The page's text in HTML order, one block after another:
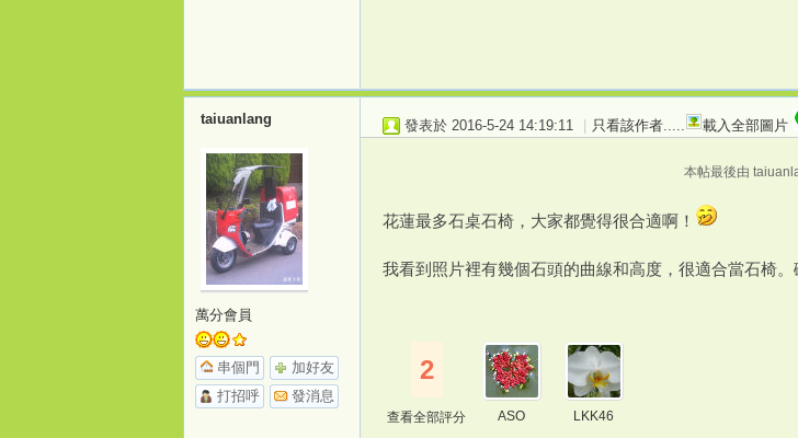
taiuanlang
萬分會員
串個門
加好友
打招呼
發消息
發表於 2016-5-24 14:19:11 | 只看該作者 載入全部圖片
本帖最後由
花蓮最多石桌石椅，大家都覺得很合適啊！
我看到照片裡有幾個石頭的曲線和高度，很適合當石椅
2
查看全部評分 ASO LKK46